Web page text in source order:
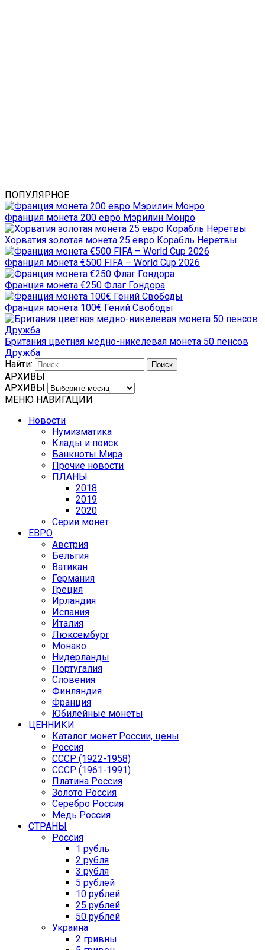
ПОПУЛЯРНОЕ
Франция монета 200 евро Мэрилин Монро
Хорватия золотая монета 25 евро Корабль Неретвы
Франция монета €500 FIFA – World Cup 2026
Франция монета €250 Флаг Гондора
Франция монета 100€ Гений Свободы
Британия цветная медно-никелевая монета 50 пенсов
Дружба
Найти:
АРХИВЫ
АРХИВЫ
МЕНЮ НАВИГАЦИИ
Новости
Нумизматика
Клады и поиск
Банкноты Мира
Прочие новости
ПЛАНЫ
2018
2019
2020
Серии монет
ЕВРО
Австрия
Бельгия
Ватикан
Германия
Греция
Ирландия
Испания
Италия
Люксембург
Монако
Нидерланды
Португалия
Словения
Финляндия
Франция
Юбилейные монеты
ЦЕННИКИ
Каталог монет России, цены
Россия
СССР (1922-1958)
CCCР (1961-1991)
Платина Россия
Золото Россия
Серебро Россия
Медь Россия
СТРАНЫ
Россия
1 рубль
2 рубля
3 рубля
5 рублей
10 рублей
25 рублей
50 рублей
Украина
2 гривны